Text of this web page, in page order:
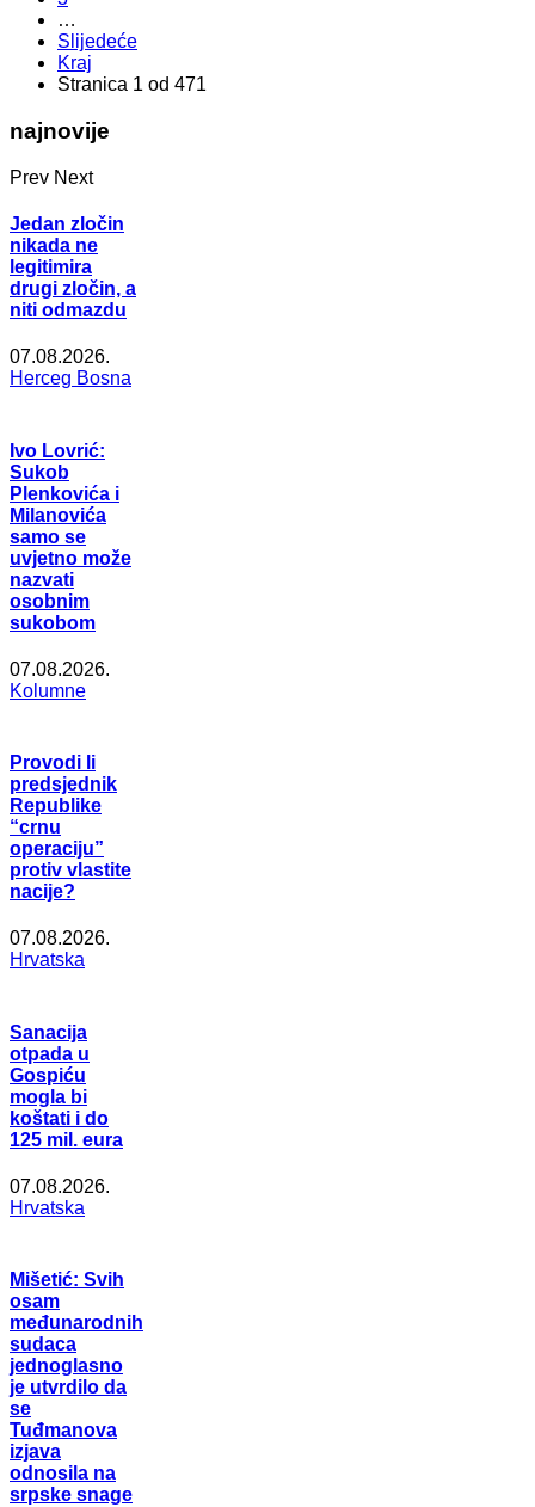
…
Slijedeće
Kraj
Stranica 1 od 471
najnovije
Prev Next
Jedan zločin
nikada ne
legitimira
drugi zločin, a
niti odmazdu
07.08.2026.
Herceg Bosna
Ivo Lovrić:
Sukob
Plenkovića i
Milanovića
samo se
uvjetno može
nazvati
osobnim
sukobom
07.08.2026.
Kolumne
Provodi li
predsjednik
Republike
“crnu
operaciju”
protiv vlastite
nacije?
07.08.2026.
Hrvatska
Sanacija
otpada u
Gospiću
mogla bi
koštati i do
125 mil. eura
07.08.2026.
Hrvatska
Mišetić: Svih
osam
međunarodnih
sudaca
jednoglasno
je utvrdilo da
se
Tuđmanova
izjava
odnosila na
srpske snage